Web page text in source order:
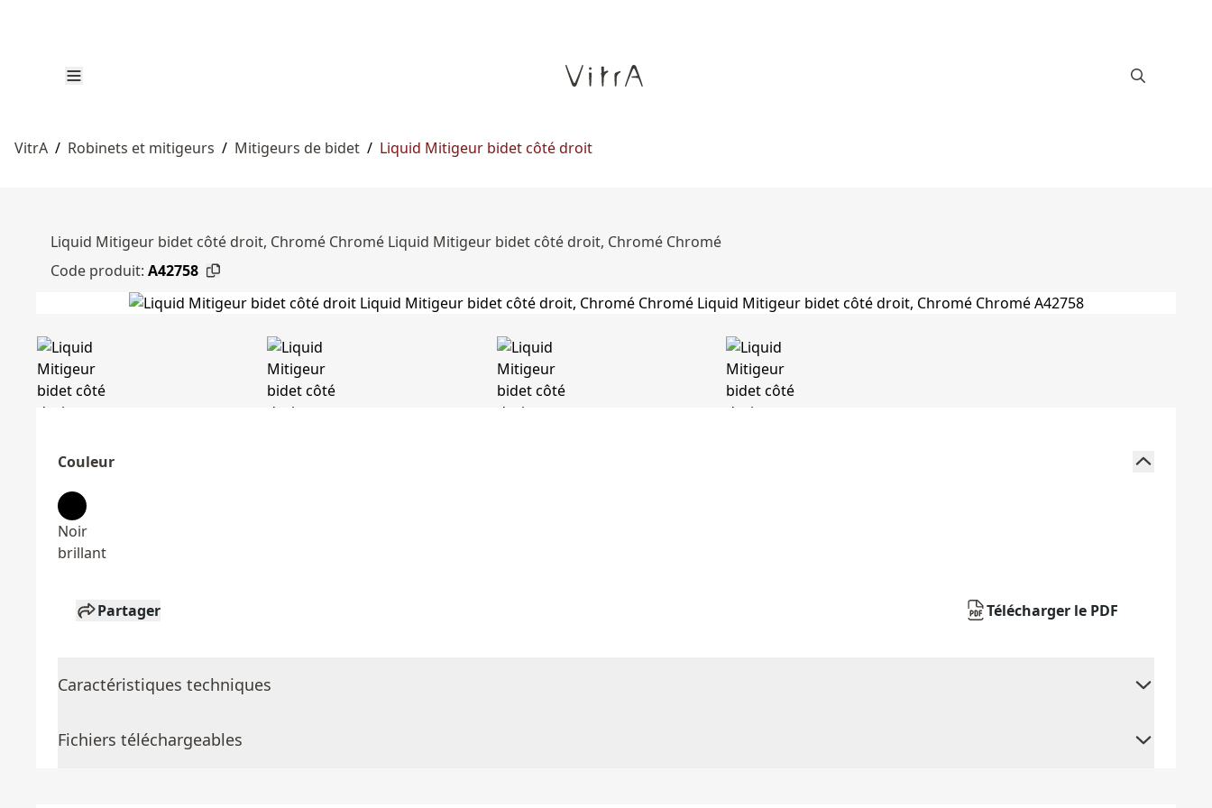
VitrA / Robinets et mitigeurs / Mitigeurs de bidet / Liquid Mitigeur bidet côté droit
Liquid Mitigeur bidet côté droit, Chromé Chromé Liquid Mitigeur bidet côté droit, Chromé Chromé
Code produit: A42758
Couleur
Noir
brillant
Partager Télécharger le PDF
Caractéristiques techniques
Fichiers téléchargeables